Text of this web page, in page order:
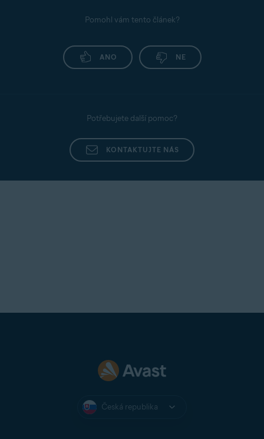
Pomohl vám tento článek?
ANO NE
Potřebujete další pomoc?
KONTAKTUJTE NÁS
Česká republika